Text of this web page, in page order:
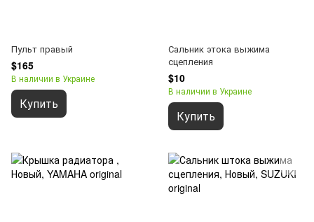
Пульт правый
$165
В наличии в Украине
Купить
Сальник этока выжима
сцепления
$10
В наличии в Украине
Купить